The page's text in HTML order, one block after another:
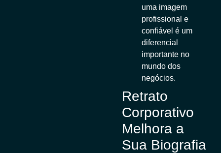
uma imagem
profissional e
confiável é um
diferencial
importante no
mundo dos
negócios.
Retrato
Corporativo
Melhora a
Sua Biografia